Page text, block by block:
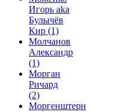
Игорь aka
Булычёв
Кир (1)
Молчанов
Александр
(1)
Морган
Ричард
(2)
Моргенштерн